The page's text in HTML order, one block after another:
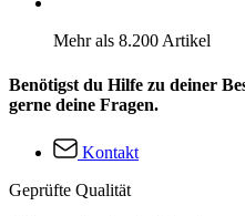
Mehr als 8.200 Artikel
Benötigst du Hilfe zu deiner
gerne deine Fragen.
Kontakt
Geprüfte Qualität